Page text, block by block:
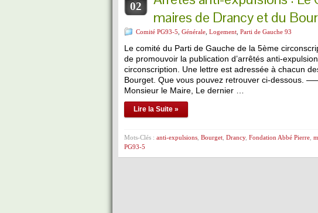
02
maires de Drancy et du
Comité PG93-5 Générale Logement Parti de Gauche 93
Le comité du Parti de Gauche de la 5ème
de promouvoir la publication d’arrêtés anti-
circonscription. Une lettre est adressée à chacun
Bourget. Que vous pouvez retrouver ci-
Monsieur le Maire, Le dernier …
Lire la Suite »
Mots-Clés : anti-expulsions Bourget Drancy, Fondation Abbé Pierre
PG93-5